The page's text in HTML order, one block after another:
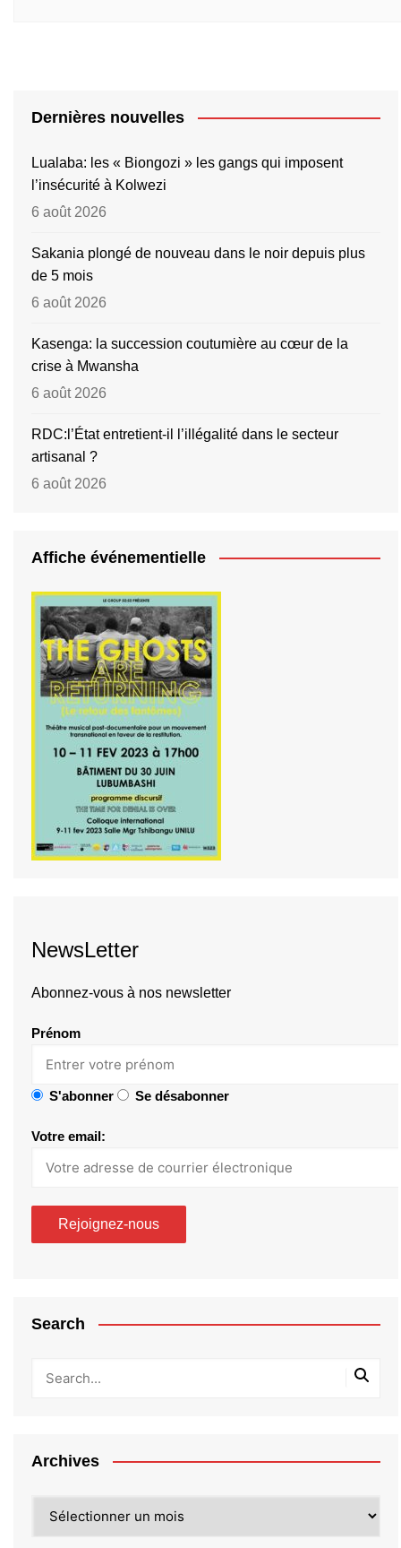
Dernières nouvelles
Lualaba: les « Biongozi » les gangs qui imposent
l’insécurité à Kolwezi
6 août 2026
Sakania plongé de nouveau dans le noir depuis plus
de 5 mois
6 août 2026
Kasenga: la succession coutumière au cœur de la
crise à Mwansha
6 août 2026
RDC:l’État entretient-il l’illégalité dans le secteur
artisanal ?
6 août 2026
Affiche événementielle
NewsLetter
Abonnez-vous à nos newsletter
Prénom
S'abonner Se désabonner
Votre email:
Search
Archives